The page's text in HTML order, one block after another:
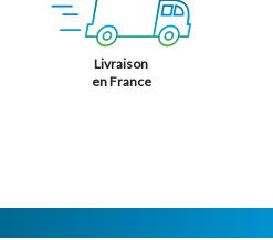
Livraison
en France